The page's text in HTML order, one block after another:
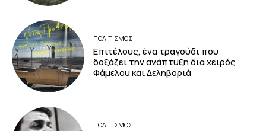
ΠΟΛΙΤΙΣΜΟΣ
Επιτέλους, ένα τραγούδι που
δοξάζει την ανάπτυξη δια χειρός
Φάμελου και Δεληβοριά
ΠΟΛΙΤΙΣΜΟΣ